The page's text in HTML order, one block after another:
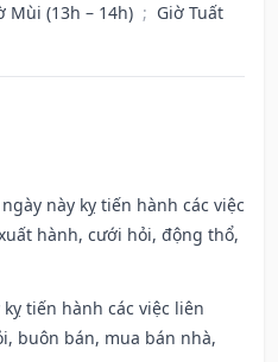
Mùi (13h – 14h) ; Giờ Tuất
này kỵ tiến hành các việc
hành, cưới hỏi, động thổ,
kỵ tiến hành các việc liên
buôn bán, mua bán nhà,